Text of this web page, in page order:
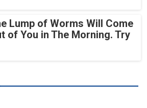
Lump of Worms Will Come
of You in The Morning. Try